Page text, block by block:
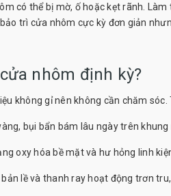
có thể bị mờ, ố hoặc kẹt rãnh.
trì cửa nhôm cực kỳ đơn giản
nhôm định kỳ?
không gỉ nên không cần chăm
bụi bẩn bám lâu ngày trên
oxy hóa bề mặt và hư hỏng linh
lề và thanh ray hoạt động trơn